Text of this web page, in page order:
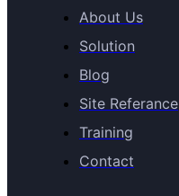
About Us
Solution
Blog
Site Referance
Training
Contact